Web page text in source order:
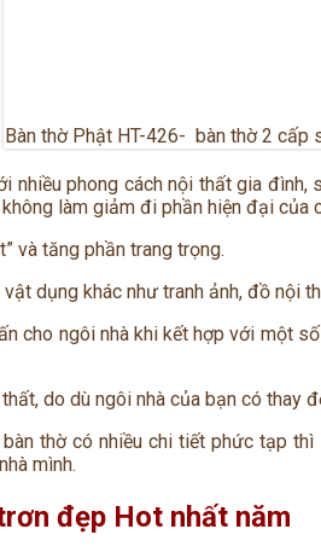
Bàn thờ Phật HT-426- bàn thờ 2 cấp
nhiều phong cách nội thất gia
làm giảm đi phần hiện đại của
và tăng phần trang trọng.
dụng khác như tranh ảnh, đồ nội
cho ngôi nhà khi kết hợp với một
do dù ngôi nhà của bạn có thay
thờ có nhiều chi tiết phức tạp thì
mình.
đẹp Hot nhất năm